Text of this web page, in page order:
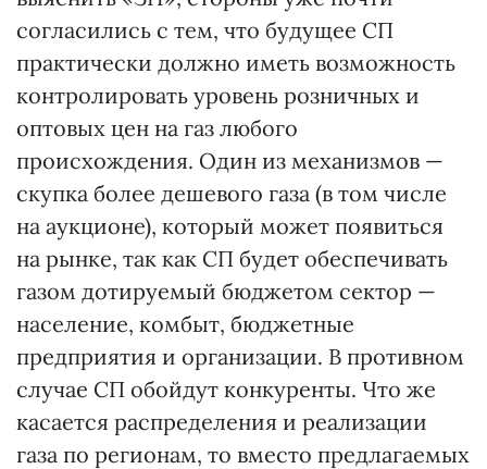
согласились с тем, что будущее СП
практически должно иметь возможность
контролировать уровень розничных и
оптовых цен на газ любого
происхождения. Один из механизмов —
скупка более дешевого газа (в том числе
на аукционе), который может появиться
на рынке, так как СП будет обеспечивать
газом дотируемый бюджетом сектор —
население, комбыт, бюджетные
предприятия и организации. В противном
случае СП обойдут конкуренты. Что же
касается распределения и реализации
газа по регионам, то вместо предлагаемых